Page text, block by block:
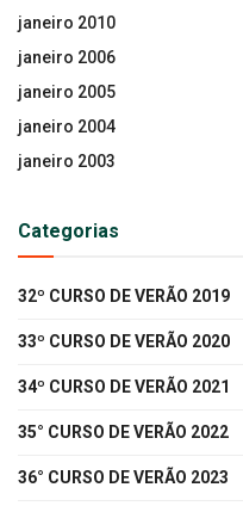
janeiro 2010
janeiro 2006
janeiro 2005
janeiro 2004
janeiro 2003
Categorias
32º CURSO DE VERÃO 2019
33º CURSO DE VERÃO 2020
34º CURSO DE VERÃO 2021
35° CURSO DE VERÃO 2022
36° CURSO DE VERÃO 2023